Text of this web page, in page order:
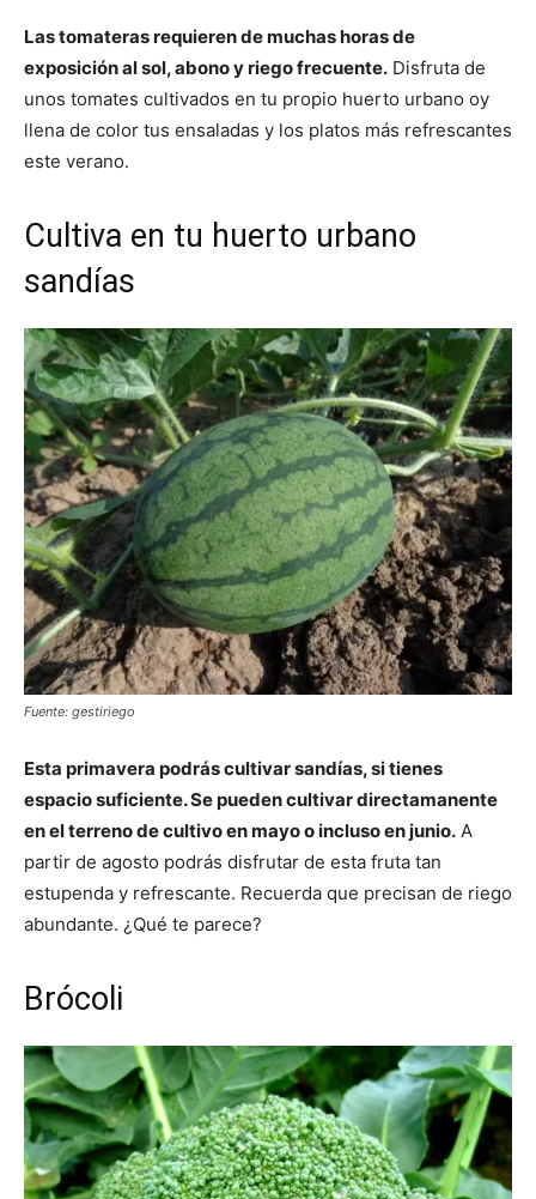
Las tomateras requieren de muchas horas de
exposición al sol, abono y riego frecuente. Disfruta de
unos tomates cultivados en tu propio huerto urbano oy
llena de color tus ensaladas y los platos más refrescantes
este verano.
Cultiva en tu huerto urbano
sandías
Fuente: gestiriego
Esta primavera podrás cultivar sandías, si tienes
espacio suficiente. Se pueden cultivar directamanente
en el terreno de cultivo en mayo o incluso en junio. A
partir de agosto podrás disfrutar de esta fruta tan
estupenda y refrescante. Recuerda que precisan de riego
abundante. ¿Qué te parece?
Brócoli